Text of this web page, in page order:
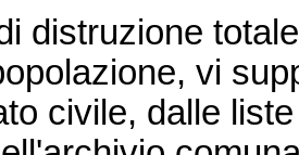
totale
vi
civile, dalle